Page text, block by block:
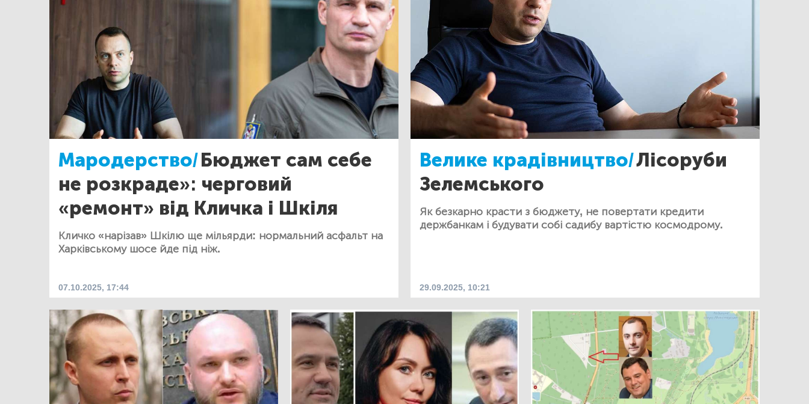
Мародерство/Бюджет сам себе
не розкраде»: черговий
«ремонт» від Кличка і Шкіля
Кличко «нарізав» Шкілю ще мільярди: нормальний асфальт на
Харківському шосе йде під ніж.
07.10.2025, 17:44
Велике крадівництво/Лісоруби
Зелемського
Як безкарно красти з бюджету, не повертати кредити
держбанкам і будувати собі садибу вартістю космодрому.
29.09.2025, 10:21